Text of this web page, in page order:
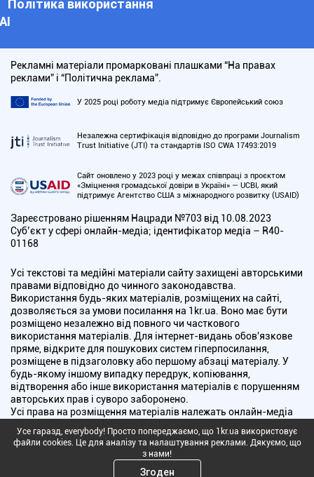
Політика використання
АІ
Рекламні матеріали промарковані плашками “На правах
реклами” і “Політична реклама”.
У 2025 році роботу медіа підтримує Європейський союз
Незалежна сертифікація відповідно до програми Journalism
Trust Initiative (JTI) та стандартів ISO CWA 17493:2019
Сайт оновлено у 2023 році у межах співпраці з проєктом
«Зміцнення громадської довіри в Україні» — UCBI, який
підтримує Агентство США з міжнародного розвитку (USAID)
Зареєстровано рішенням Нацради №703 від 10.08.2023
Cуб’єкт у сфері онлайн-медіа; ідентифікатор медіа – R40-
01168
Усі текстові та медійні матеріали сайту захищені авторськими
правами відповідно до чинного законодавства.
Використання будь-яких матеріалів, розміщених на сайті,
дозволяється за умови посилання на 1kr.ua. Воно має бути
розміщено незалежно від повного чи часткового
використання матеріалів. Для інтернет-видань обов'язкове
пряме, відкрите для пошукових систем гіперпосилання,
розміщене в підзаголовку або першому абзаці матеріалу. У
будь-якому іншому випадку передрук, копіювання,
відтворення або інше використання матеріалів є порушенням
авторських прав і суворо заборонено.
Усі права на розміщення матеріалів належать онлайн-медіа
"Перший Криворізький". Медіа зареєстроване Національною
радою України з питань телебачення і радіомовлення.
Copyright © 2010 - 2026 Всі права захищені
Усе гаразд, everybody! Просто попереджаємо, що 1kr.ua використовує
файли cookies. Це для аналізу та налаштування реклами. Дякуємо, що
з нами!
Згоден